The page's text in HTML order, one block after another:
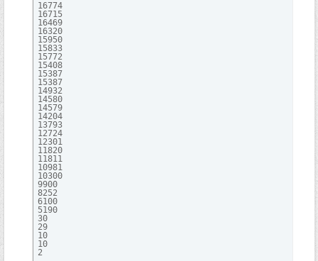
16774
16715
16469
16320
15950
15833
15772
15408
15387
15387
14932
14580
14579
14204
13793
12724
12301
11820
11811
10981
10300
9900
8252
6100
5190
30
29
10
10
2